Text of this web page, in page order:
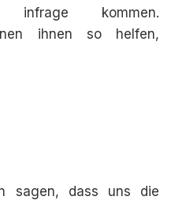
kommen.
ihnen so helfen,
sagen, dass uns die